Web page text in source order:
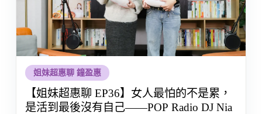
姐妹超惠聊 鐘盈惠
【姐妹超惠聊 EP36】女人最怕的不是累，
是活到最後沒有自己——POP Radio DJ Nia